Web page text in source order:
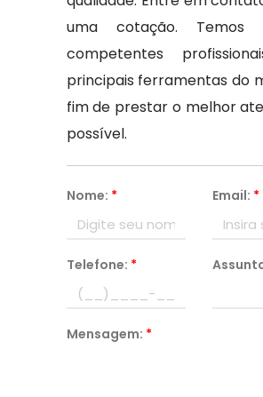
uma cotação. Temos
competentes
principais ferramentas do
fim de prestar o melhor
possível.
Nome: * Email: *
Telefone: *
Mensagem: *